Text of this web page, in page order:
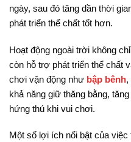
ngày, sau đó tăng dần thời
phát triển thể chất tốt hơn.
Hoạt động ngoài trời không
còn hỗ trợ phát triển thể chất
chơi vận động như bập bênh,
khả năng giữ thăng bằng,
hứng thú khi vui chơi.
Một số lợi ích nổi bật của